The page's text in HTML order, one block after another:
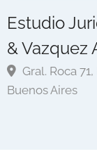
Estudio
& Vazquez
Gral. Roca
Buenos Aires